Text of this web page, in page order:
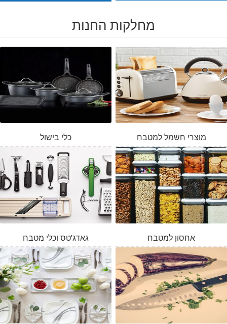
מחלקות החנות
כלי בישול מוצרי חשמל למטבח
גאדג'טס וכלי מטבח אחסון למטבח